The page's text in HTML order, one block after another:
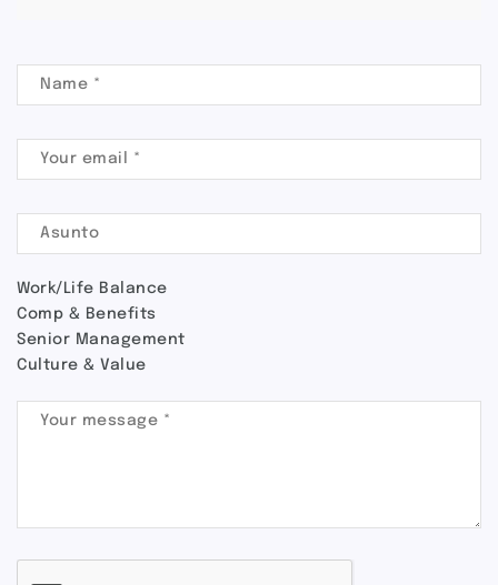
Work/Life Balance
Comp & Benefits
Senior Management
Culture & Value